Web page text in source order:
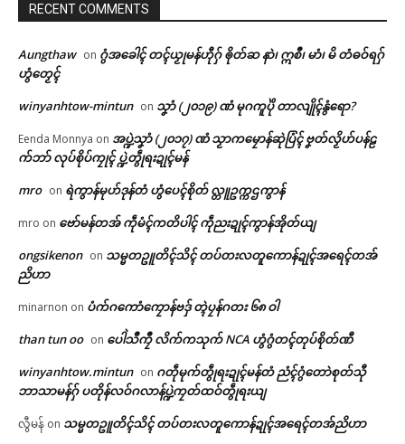
ကေတ်အဆက်
ဌာန်သ္ဇိုၚ်ပရေၚ်ပညာ ပုပ္ဖဟံသာ
သွက်သ္ဂောံထံက်ပၚ် လာပ်ပညာ
(Scholarship) ကုကွးဘာ
February 25, 2026
In "ပရိုၚ်"
RECENT COMMENTS
Aungthaw on ဂွံအခေါၚ် တၚ်ယၟုမန်ဟီုဂှ် ၜိုတ်ဆ နာဲ၊ ဣစဳ၊ မာံ၊ မိ တံဓဝ်ရဂှ်
ဟွံတၟေၚ်
winyanhtow-mintun on သၞာံ (၂၀၁၉) ဏံ မုဂကူပိုဲ တာလျိုၚ်နွံရော?
Eenda Monnya on အပ္ဍဲသၞာံ (၂၀၁၇) ဏံ သၟာကမၠောန်ဆုဲပြံၚ် ဗၞတ်လၟိဟ်ပန်ဠ
က်ဘာ် လုပ်စိုပ်ကၠုၚ် ပ္ဍဲတွဵုရးဍုၚ်မန်
mro on ရဲကွာန်မုဟ်ဒုန်တံ ဟွံပေၚ်စိုတ် လ္တူဥက္ကဌကွာန်
mro on ဗော်မန်တအ် ကဵုမံၚ်ကတိပါၚ် ကဵုညးဍုၚ်ကွာန်အိုတ်ယျ
ongsikenon on သမ္မတဥူတိၚ်သိၚ် တပ်တးလတူကောန်ဍုၚ်အရေၚ်တအ်
ညိဟာ
minarnon on ပံက်ဂကောံကၠောန်ဗဒှ် တ္ၚဲပၠန်ဂတး ၆၈ ဝါ
than tun oo on ပေါဲသဳကၠဳ လိက်ကသုက် NCA ဟွံဂွံတၚ်တုပ်စိုတ်ဏီ
winyanhtow.mintun on ဂတဵုမုက်တွဵုရးဍုၚ်မန်တံ ညံၚ်ဂွံတောဲစုတ်သီု
ဘာသာမန်ဂှ် ပတိုန်လဝ်ဂလာန်ပ္ဍဲကၠတ်ထဝ်တွဵုရးယျ
လွီမန် on သမ္မတဥူတိၚ်သိၚ် တပ်တးလတူကောန်ဍုၚ်အရေၚ်တအ်ညိဟာ